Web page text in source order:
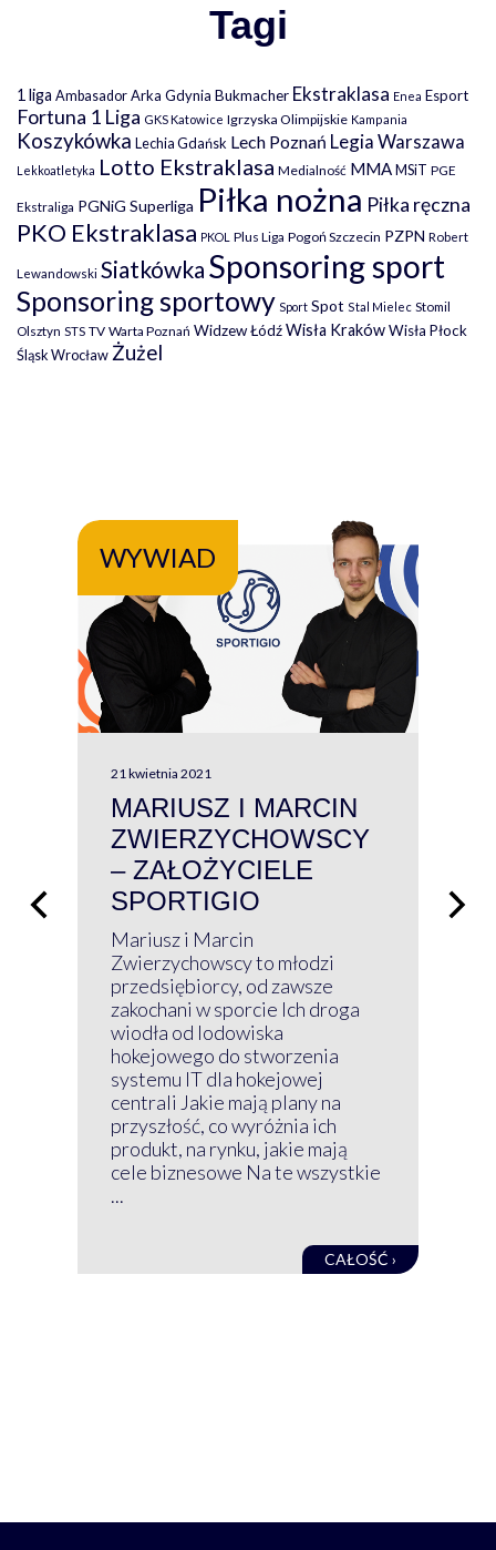
Tagi
1 liga Ambasador Arka Gdynia Bukmacher Ekstraklasa Enea Esport
Fortuna 1 Liga GKS Katowice Igrzyska Olimpijskie Kampania
Koszykówka Lechia Gdańsk Lech Poznań Legia Warszawa
Lekkoatletyka Lotto Ekstraklasa Medialność MMAMSiT PGE
Ekstraliga PGNiG Superliga Piłka nożna Piłka ręczna
PKO Ekstraklasa PKOL Plus Liga Pogoń Szczecin PZPN Robert
Lewandowski Siatkówka Sponsoring sport
Sponsoring sportowy Sport Spot Stal Mielec Stomil
Olsztyn STS TV Warta Poznań Widzew ŁódźWisła KrakówWisła Płock
Śląsk Wrocław Żużel
WYWIAD
21 kwietnia 2021
MARIUSZ I MARCIN
ZWIERZYCHOWSCY
– ZAŁOŻYCIELE
SPORTIGIO
Mariusz i Marcin
Zwierzychowscy to młodzi
przedsiębiorcy, od zawsze
zakochani w sporcie Ich droga
wiodła od lodowiska
hokejowego do stworzenia
systemu IT dla hokejowej
centrali Jakie mają plany na
przyszłość, co wyróżnia ich
produkt, na rynku, jakie mają
cele biznesowe Na te wszystkie
...
CAŁOŚĆ ›